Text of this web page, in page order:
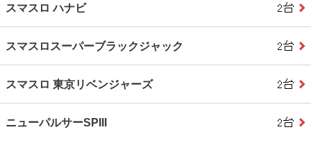
スマスロ ハナビ
スマスロスーパーブラックジャック
スマスロ 東京リベンジャーズ
ニューパルサーSPIII